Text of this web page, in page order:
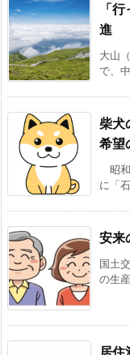
「
進
大山
で、
柴犬
希望
昭和
に「
安来
国土
の生